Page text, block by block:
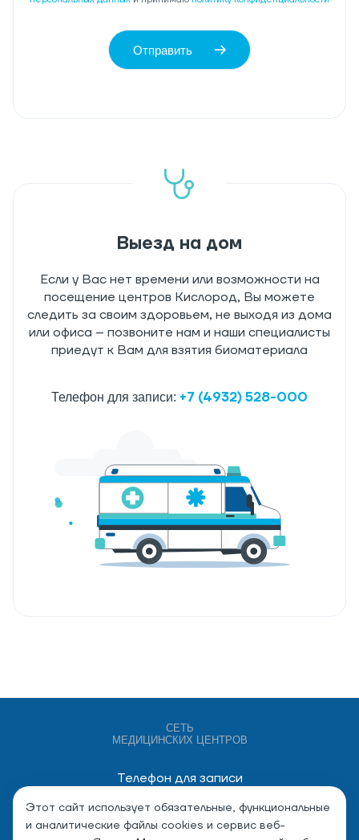
Отправить
Выезд на дом
Если у Вас нет времени или возможности на
посещение центров Кислород, Вы можете
следить за своим здоровьем, не выходя из дома
или офиса – позвоните нам и наши специалисты
приедут к Вам для взятия биоматериала
Телефон для записи: +7 (4932) 528-000
СЕТЬ
МЕДИЦИНСКИХ ЦЕНТРОВ
Телефон для записи
+7 (4932) 528-000
Этот сайт использует обязательные, функциональные
и аналитические файлы cookies и сервис веб-